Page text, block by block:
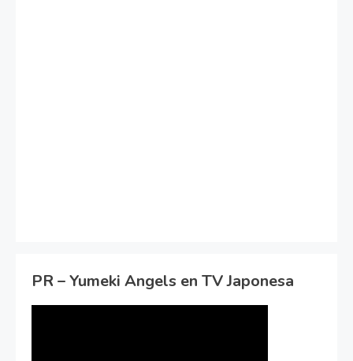
PR – Yumeki Angels en TV Japonesa